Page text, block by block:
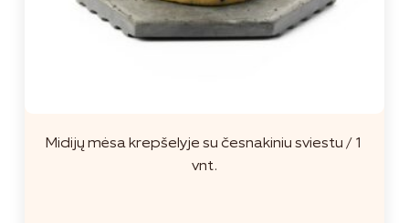
Midijų mėsa krepšelyje su česnakiniu sviestu / 1
vnt.